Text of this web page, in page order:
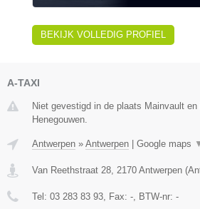
BEKIJK VOLLEDIG PROFIEL
A-TAXI
Niet gevestigd in de plaats Mainvault
Henegouwen.
Antwerpen » Antwerpen Google maps
Van Reethstraat 28, 2170 Antwerpen (
Tel: 03 283 83 93, Fax: -, BTW-nr: -